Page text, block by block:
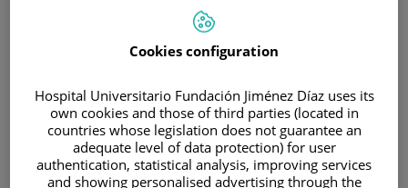
Investigación
Cookies configuration
Hospital Universitario Fundación Jiménez Díaz uses its
own cookies and those of third parties (located in
countries whose legislation does not guarantee an
adequate level of data protection) for user
authentication, statistical analysis, improving services
and showing personalised advertising through the